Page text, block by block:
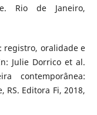
Rio de Janeiro,
registro, oralidade e
Julie Dorrico et al.
contemporânea:
RS. Editora Fi, 2018,